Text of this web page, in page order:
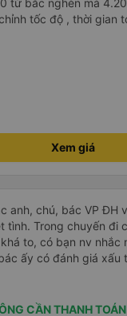
từ bắc nghèn mà
tốc độ , thời gian
Xem giá
anh, chú, bác VP ĐH
đi của mình
to, có bạn nv nhắc
ấy có đánh giá xấu
rất đúng. 2 bác nói
CẦN THANH